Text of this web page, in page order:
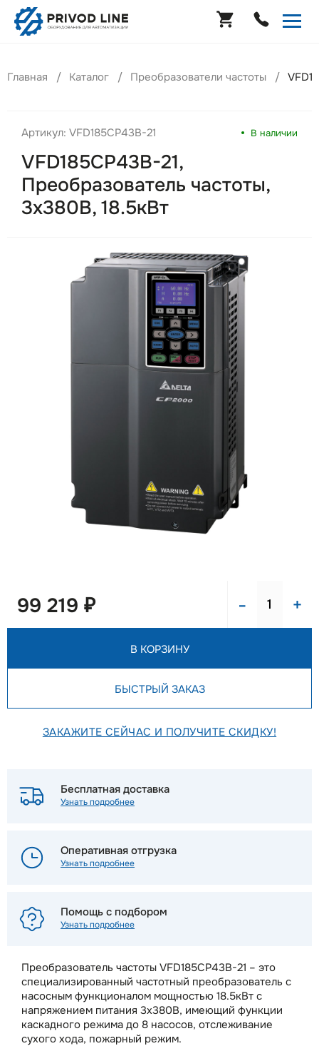
Главная Каталог Преобразователи частоты
Артикул: VFD185CP43B-21 В наличии
VFD185CP43B-21,
Преобразователь частоты,
3х380В, 18.5кВт
Преобразователь частоты VFD185CP43B-21 – это
специализированный частотный преобразователь с
насосным функционалом мощностью 18.5кВт с
напряжением питания 3х380В, имеющий функции
каскадного режима до 8 насосов, отслеживание
сухого хода, пожарный режим.
99 219 ₽ - +
В КОРЗИНУ
БЫСТРЫЙ ЗАКАЗ
ЗАКАЖИТЕ СЕЙЧАС И ПОЛУЧИТЕ СКИДКУ!
Бесплатная доставка
Узнать подробнее
Оперативная отгрузка
Узнать подробнее
Помощь с подбором
Узнать подробнее